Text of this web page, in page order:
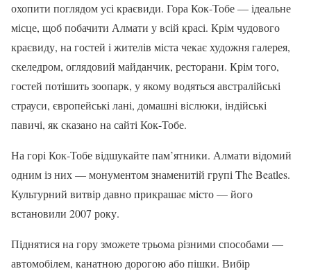
охопити поглядом усі краєвиди. Гора Кок-Тобе — ідеальне
місце, щоб побачити Алмати у всій красі. Крім чудового
краєвиду, на гостей і жителів міста чекає художня галерея,
скеледром, оглядовий майданчик, ресторани. Крім того,
гостей потішить зоопарк, у якому водяться австралійські
страуси, європейські лані, домашні віслюки, індійські
павичі, як сказано на сайті Кок-Тобе.
На горі Кок-Тобе відшукайте пам’ятники. Алмати відомий
одним із них — монументом знаменитій групі The Beatles.
Культурний витвір давно прикрашає місто — його
встановили 2007 року.
Піднятися на гору зможете трьома різними способами —
автомобілем, канатною дорогою або пішки. Вибір